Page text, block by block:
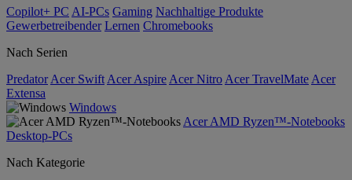
Copilot+ PC AI-PCs Gaming Nachhaltige Produkte
Gewerbetreibender Lernen Chromebooks
Nach Serien
Predator Acer Swift Acer Aspire Acer Nitro Acer TravelMate Acer
Extensa
Windows
Acer AMD Ryzen™-Notebooks
Desktop-PCs
Nach Kategorie